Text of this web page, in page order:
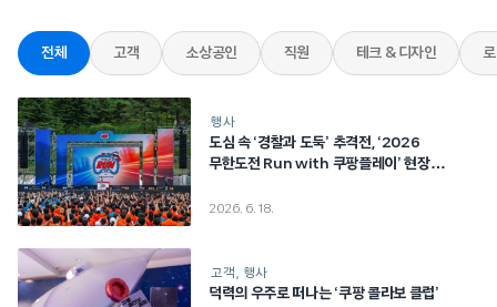
전체 고객 소상공인 직원 테크 & 디자인
행사
도심 속 ‘경찰과 도둑’ 추격전, ‘2026
무한도전 Run with 쿠팡플레이’ 현장
2026. 6. 18.
고객 행사
덕력의 우주로 떠나는 ‘쿠팡 콜라보 클럽’